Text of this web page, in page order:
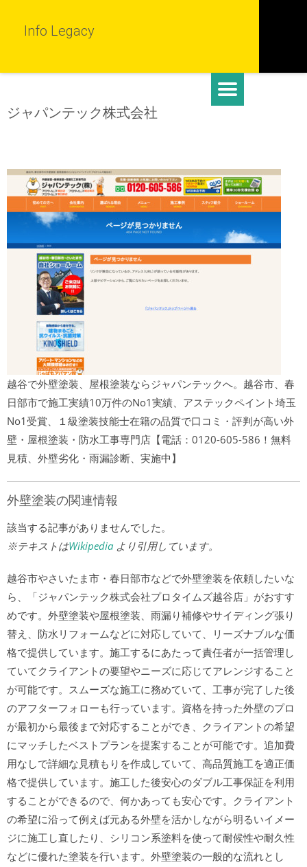
Info Legacy
ジャパンテック株式会社
越谷で外壁塗装、屋根塗装ならジャパンテックへ。越谷市、春
日部市で施工実績10万件のNo1実績、アステックペイント埼玉
No1受賞、１級塗装技能士在籍の品質で口コミ・評判が高い外
壁・屋根塗装・防水工事専門店【電話：0120-605-586！無料
見積、外壁劣化・雨漏診断、実施中】
外壁塗装の関連情報
該当する記事がありませんでした。
※テキストはWikipedia より引用しています。
越谷市やさいたま市・春日部市などで外壁塗装を依頼したいな
ら、「ジャパンテック株式会社プロタイムズ越谷店」がおすす
めです。外壁塗装や屋根塗装、雨漏り補修やサイディング張り
替え、防水リフォームなどに対応していて、リーズナブルな価
格で提供しています。施工するにあたって責任者が一括管理し
ていてクライアントの要望やニーズに応じてアレンジすること
が可能です。スムーズな施工に務めていて、工事が完了した後
のアフターフォローも行っています。資格を持った外壁のプロ
が最初から最後まで対応することができ、クライアントの希望
にマッチしたベストプランを提案することが可能です。追加費
用なしで詳細な見積もりを作成していて、高品質施工を適正価
格で提供しています。施工した後安心のダブル工事保証を利用
することができるので、何かあっても安心です。クライアント
の希望に沿って例えば元ある外壁を活かしながら明るいイメー
ジに施工し直したり、シリコン系塗料を使って耐候性や耐久性
などに優れた塗装を行います。外壁塗装の一般的な流れとし